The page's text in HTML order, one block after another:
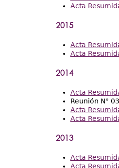
Acta
2015
Acta
Acta
2014
Acta
Reunión N°
Acta
Acta
2013
Acta
Acta